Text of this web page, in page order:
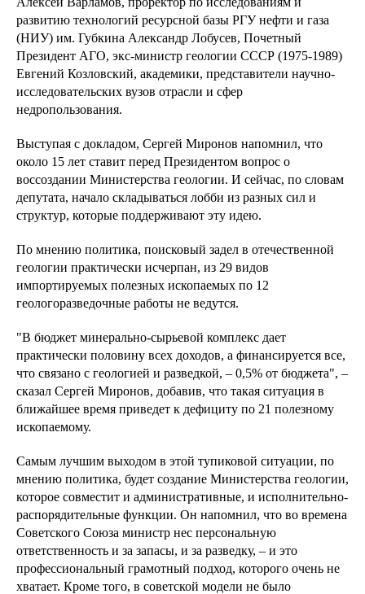
развитию технологий ресурсной базы РГУ нефти и газа
(НИУ) им. Губкина Александр Лобусев, Почетный
Президент АГО, экс-министр геологии СССР (1975-1989)
Евгений Козловский, академики, представители научно-
исследовательских вузов отрасли и сфер
недропользования.
Выступая с докладом, Сергей Миронов напомнил, что
около 15 лет ставит перед Президентом вопрос о
воссоздании Министерства геологии. И сейчас, по словам
депутата, начало складываться лобби из разных сил и
структур, которые поддерживают эту идею.
По мнению политика, поисковый задел в отечественной
геологии практически исчерпан, из 29 видов
импортируемых полезных ископаемых по 12
геологоразведочные работы не ведутся.
"В бюджет минерально-сырьевой комплекс дает
практически половину всех доходов, а финансируется все,
что связано с геологией и разведкой, – 0,5% от бюджета", –
сказал Сергей Миронов, добавив, что такая ситуация в
ближайшее время приведет к дефициту по 21 полезному
ископаемому.
Самым лучшим выходом в этой тупиковой ситуации, по
мнению политика, будет создание Министерства геологии,
которое совместит и административные, и исполнительно-
распорядительные функции. Он напомнил, что во времена
Советского Союза министр нес персональную
ответственность и за запасы, и за разведку, – и это
профессиональный грамотный подход, которого очень не
хватает. Кроме того, в советской модели не было